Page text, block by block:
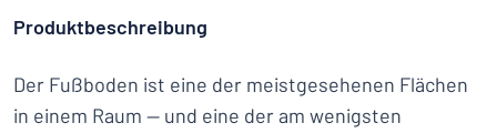
Produktbeschreibung
Der Fußboden ist eine der meistgesehenen Flächen
in einem Raum — und eine der am wenigsten